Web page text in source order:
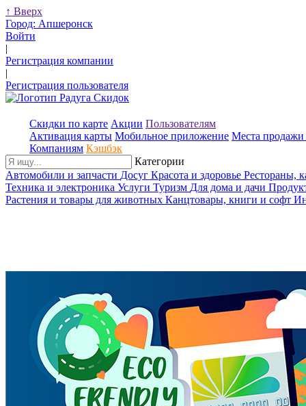
↑ Вверх
Город: Апшеронск
Войти
|
Регистрация компании
|
Регистрация пользователя
Скидки по карте Акции Пользователям
Активация карты Мобильное приложение Места продажи
Компаниям Кэшбэк
Категории
Автомобили и запчасти Досуг Красота и здоровье Рестораны,
Техника и электроника Услуги Туризм Для дома и дачи
Растения и товары для животных Канцтовары, книги и софт